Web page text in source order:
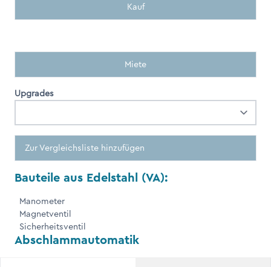
Kauf
Miete
Upgrades
Zur Vergleichsliste hinzufügen
Bauteile aus Edelstahl (VA):
Manometer
Magnetventil
Sicherheitsventil
Abschlammautomatik